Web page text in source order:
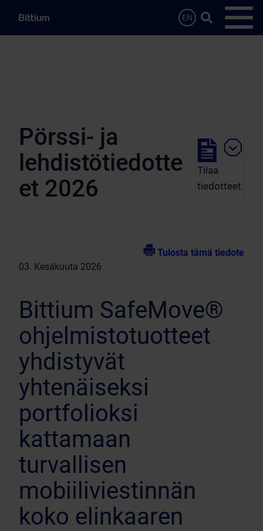
EN
Hae…
Avaa
Pörssi- ja
lehdistötiedotte
et 2026
Tilaa
tiedotteet
Tulosta tämä tiedote
03. Kesäkuuta 2026
Bittium SafeMove®
ohjelmistotuotteet
yhdistyvät
yhtenäiseksi
portfolioksi
kattamaan
turvallisen
mobiiliviestinnän
koko elinkaaren